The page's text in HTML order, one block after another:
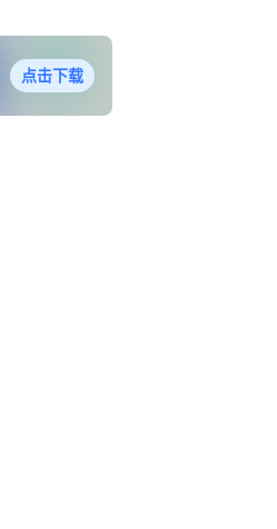
点击下载